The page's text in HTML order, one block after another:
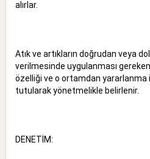
alırlar.
Atık ve artıkların doğrudan veya
verilmesinde uygulanması
özelliği ve o ortamdan yararlanma
tutularak yönetmelikle belirlenir.
DENETİM: